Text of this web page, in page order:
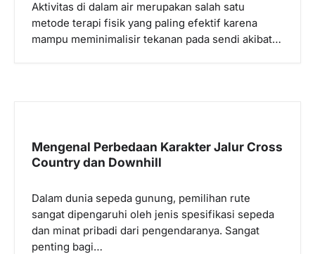
Aktivitas di dalam air merupakan salah satu
metode terapi fisik yang paling efektif karena
mampu meminimalisir tekanan pada sendi akibat…
Mengenal Perbedaan Karakter Jalur Cross
Country dan Downhill
Dalam dunia sepeda gunung, pemilihan rute
sangat dipengaruhi oleh jenis spesifikasi sepeda
dan minat pribadi dari pengendaranya. Sangat
penting bagi…